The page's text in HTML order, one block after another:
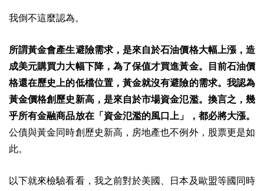
我倒不這麼認為。
所謂黃金會產生避險需求，是來自於石油價格大幅上漲，造
成美元購買力大幅下降，為了保值才買進黃金。目前石油價
格還在歷史上的低檔位置，黃金就沒有避險的需求。 我認為
黃金價格創歷史新高，是來自於市場資金氾濫。換言之，幾
乎所有金融商品放在「資金氾濫的風口上」，都必將大漲。
公債與黃金同時創歷史新高，房地產也不例外，股票更是如
此。
以下就來檢驗看看，我之前對於美國、日本及歐盟等國同時